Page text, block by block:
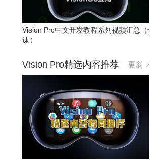
Vision Pro中文开发教程系列视频汇总（
课）
Vision Pro精选内容推荐 更多